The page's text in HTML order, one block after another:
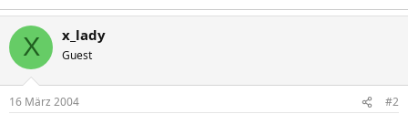
X x_lady
Guest
16 März 2004 #2